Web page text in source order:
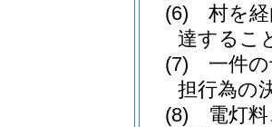
(6) 村を経
達するこ
(7) 一件の
担行為の
(8) 電灯料